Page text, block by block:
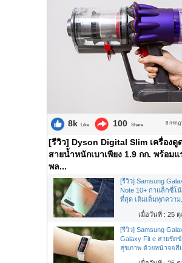
8k Like 100 Share 8 กรกฎ
[รีวิว] Dyson Digital Slim เครื่องดู
สายน้ำหนักเบาเพียง 1.9 กก. พร้อมแ
พล...
[รีวิว] Samsung
Note 10+ กาแล็กซี่โ
ที่สุด เติมเต็มทุกความ...
เมื่อวันที่ : 25
[รีวิว] Samsung
Galaxy Fit e สายรัด
สุขภาพ ด้วยหน้าจอสี